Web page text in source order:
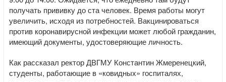
получать прививку до ста человек. Время работы могут
увеличить, исходя из потребностей. Вакцинироваться
против коронавирусной инфекции может любой гражданин,
имеющий документы, удостоверяющие личность.
Как рассказал ректор ДВГМУ Константин Жмеренецкий,
студенты, работающие в «ковидных» госпиталях,